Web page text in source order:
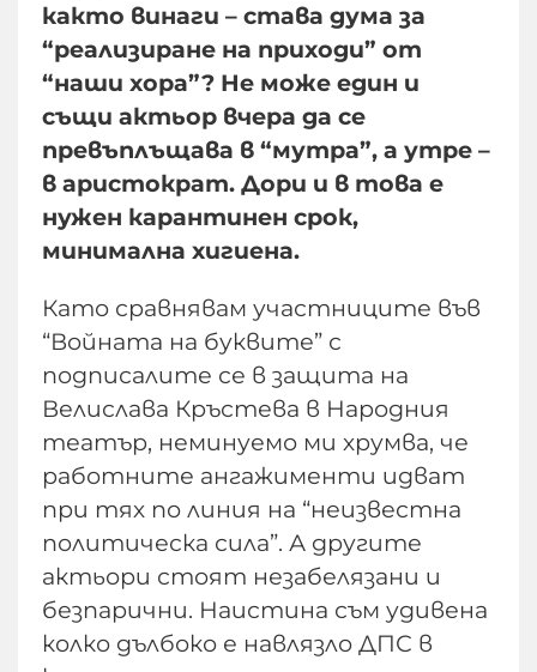
както винаги – става дума за
“реализиране на приходи” от
“наши хора”? Не може един и
същи актьор вчера да се
превъплъщава в “мутра”, а утре –
в аристократ. Дори и в това е
нужен карантинен срок,
минимална хигиена.
Като сравнявам участниците във
“Войната на буквите” с
подписалите се в защита на
Велислава Кръстева в Народния
театър, неминуемо ми хрумва, че
работните ангажименти идват
при тях по линия на “неизвестна
политическа сила”. А другите
актьори стоят незабелязани и
безпарични. Наистина съм удивена
колко дълбоко е навлязло ДПС в